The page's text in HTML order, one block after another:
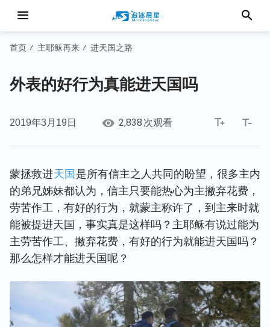
首页 / 主耶稣再来 / 进天国之路
外表的好行为真能进天国吗
2019年3月19日 2,838 次观看
蒙拯救进天国 是所有信主之人共同的盼望，很多主内
的弟兄姊妹都认为，信主只要能热心为主撇弃花费，
劳苦作工，有好的行为，就蒙主称许了，到主来时就
能被提进天国，事实真是这样吗？主耶稣有说过能为
主劳苦作工、撇弃花费，有好的行为就能进天国吗？
那么怎样才能进天国呢？